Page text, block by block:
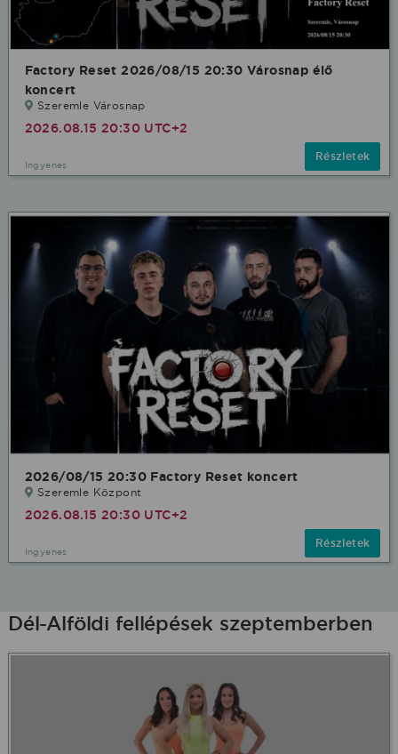
Factory Reset 2026/08/15 20:30 Városnap élő
koncert
Szeremle Városnap
2026.08.15 20:30 UTC+2
Ingyenes
Részletek
2026/08/15 20:30 Factory Reset koncert
Szeremle Központ
2026.08.15 20:30 UTC+2
Ingyenes
Részletek
Dél-Alföldi fellépések szeptemberben